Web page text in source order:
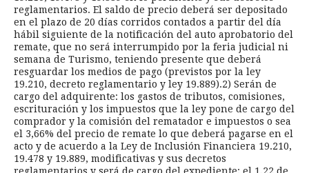
reglamentarios. El saldo de precio deberá ser depositado
en el plazo de 20 días corridos contados a partir del día
hábil siguiente de la notificación del auto aprobatorio del
remate, que no será interrumpido por la feria judicial ni
semana de Turismo, teniendo presente que deberá
resguardar los medios de pago (previstos por la ley
19.210, decreto reglamentario y ley 19.889).2) Serán de
cargo del adquirente: los gastos de tributos, comisiones,
escrituración y los impuestos que la ley pone de cargo del
comprador y la comisión del rematador e impuestos o sea
el 3,66% del precio de remate lo que deberá pagarse en el
acto y de acuerdo a la Ley de Inclusión Financiera 19.210,
19.478 y 19.889, modificativas y sus decretos